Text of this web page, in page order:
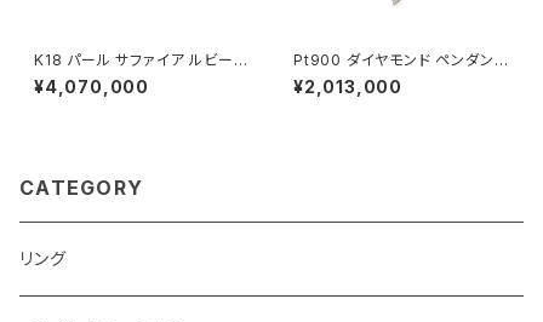
K18 パール サファイア ルビー
ダイヤモンド ネックレス
¥4,070,000
Pt900 ダイヤモンド ペンダント
ネックレス
¥2,013,000
CATEGORY
リング